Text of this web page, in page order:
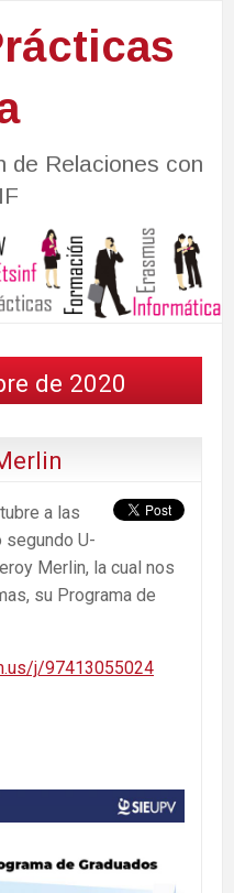
de Relaciones con
de 2020
a las
segundo U-
Merlin, la cual nos
su Programa de
j/97413055024